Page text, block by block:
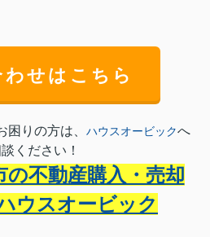
せはこちら
りの方は、 ハウスオービックへ
ください！
の不動産購入・売却
ウスオービック